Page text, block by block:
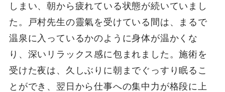
しまい、朝から疲れている状態が続いていまし
た。戸村先生の靈氣を受けている間は、まるで
温泉に入っているかのように身体が温かくな
り、深いリラックス感に包まれました。施術を
受けた夜は、久しぶりに朝までぐっすり眠るこ
とができ、翌日から仕事への集中力が格段に上